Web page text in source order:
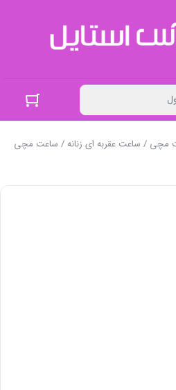
مچی / ساعت عقربه ای زنانه/ ساعت مچی